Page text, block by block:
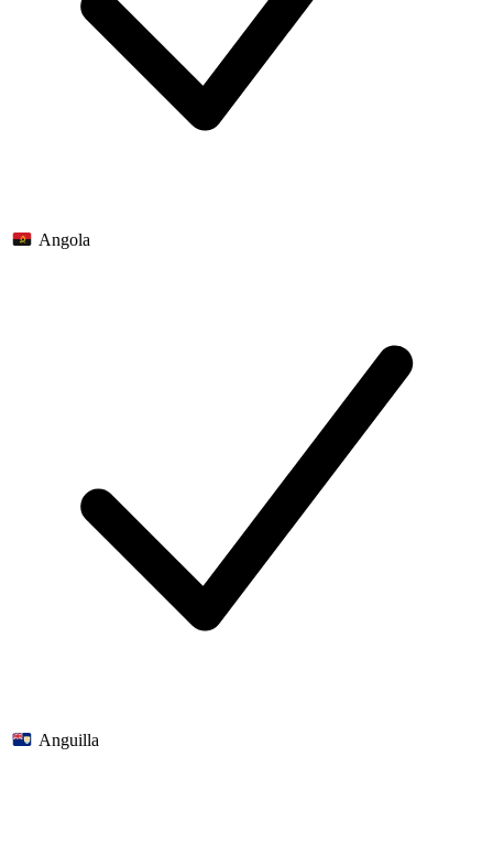
Angola
Anguilla